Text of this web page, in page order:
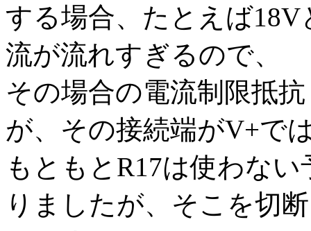
する場合、たとえば
流が流れすぎるので、
その場合の電流制限抵
が、その接続端がV+で
もともとR17は使わな
りましたが、そこを切